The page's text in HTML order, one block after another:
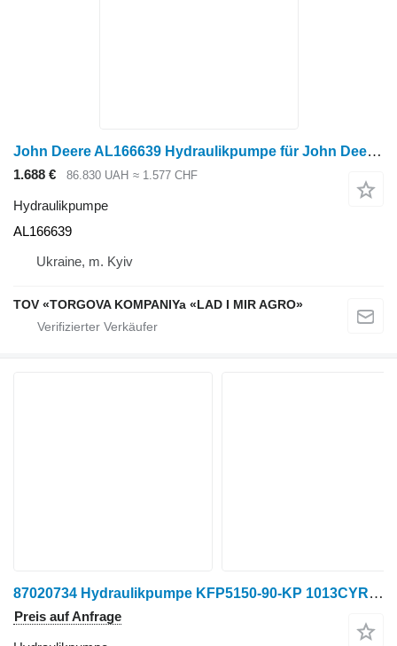
John Deere AL166639 Hydraulikpumpe für John Deere Radtraktor
1.688 € 86.830 UAH ≈ 1.577 CHF
Hydraulikpumpe
AL166639
Ukraine, m. Kyiv
TOV «TORGOVA KOMPANIYa «LAD I MIR AGRO»
87020734 Hydraulikpumpe KFP5150-90-KP 1013CYRF-SP, Case IH 450, für Case IH 450 Radtraktor
Preis auf Anfrage